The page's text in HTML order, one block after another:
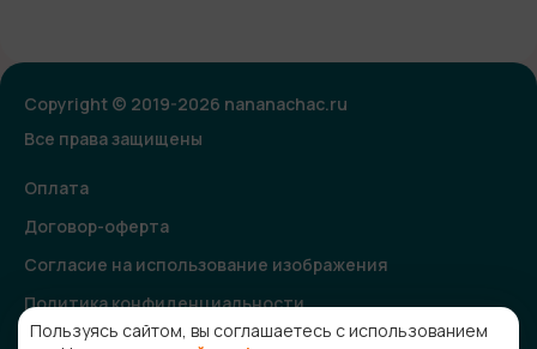
Copyright © 2019-2026 nananachac.ru
Все права защищены
Оплата
Договор-оферта
Согласие на использование изображения
Политика конфиденциальности
Согласие на получение рекламной и информационной
Пользуясь сайтом, вы соглашаетесь с использованием